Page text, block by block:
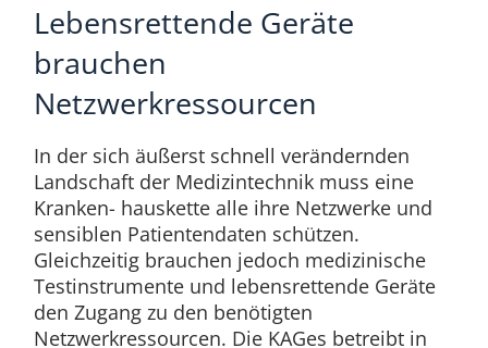
Lebensrettende Geräte
brauchen
Netzwerkressourcen
In der sich äußerst schnell verändernden
Landschaft der Medizintechnik muss eine
Kranken- hauskette alle ihre Netzwerke und
sensiblen Patientendaten schützen.
Gleichzeitig brauchen jedoch medizinische
Testinstrumente und lebensrettende Geräte
den Zugang zu den benötigten
Netzwerkressourcen. Die KAGes betreibt in